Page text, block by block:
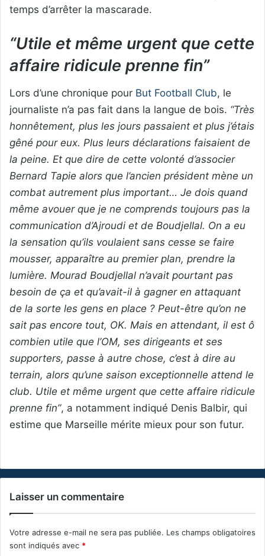
temps d’arrêter la mascarade.
“Utile et même urgent que cette
affaire ridicule prenne fin”
Lors d’une chronique pour But Football Club, le
journaliste n’a pas fait dans la langue de bois. “Très
honnêtement, plus les jours passaient et plus j’étais
gêné pour eux. Plus leurs déclarations faisaient de
la peine. Et que dire de cette volonté d’associer
Bernard Tapie alors que l’ancien président mène un
combat autrement plus important… Je dois quand
même avouer que je ne comprends toujours pas la
communication d’Ajroudi et de Boudjellal. On a eu
la sensation qu’ils voulaient sans cesse se faire
mousser, apparaître au premier plan, prendre la
lumière. Mourad Boudjellal n’avait pourtant pas
besoin de ça et qu’avait-il à gagner en attaquant
de la sorte les gens en place ? Peut-être qu’on ne
sait pas encore tout, OK. Mais en attendant, il est ô
combien utile que l’OM, ses dirigeants et ses
supporters, passe à autre chose, c’est à dire au
terrain, alors qu’une saison exceptionnelle attend le
club. Utile et même urgent que cette affaire ridicule
prenne fin”, a notamment indiqué Denis Balbir, qui
estime que Marseille mérite mieux pour son futur.
Laisser un commentaire
Votre adresse e-mail ne sera pas publiée. Les champs obligatoires
sont indiqués avec *